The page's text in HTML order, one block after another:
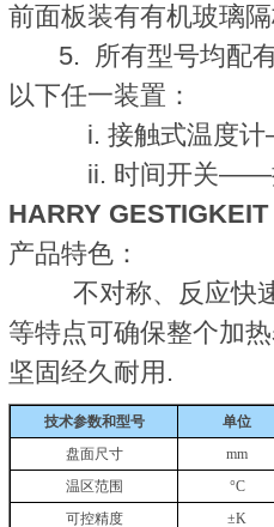
前面板装有有机玻璃
5. 所有型号均配有
以下任一装置：
i. 接触式温度计——
ii. 时间开关——按
HARRY
产品特色：
不对称、反应快速
等特点可确保整个加
坚固经久耐用.
技术参数和型号
单位
盘面尺寸
mm
温区范围
°C
可控精度
±K